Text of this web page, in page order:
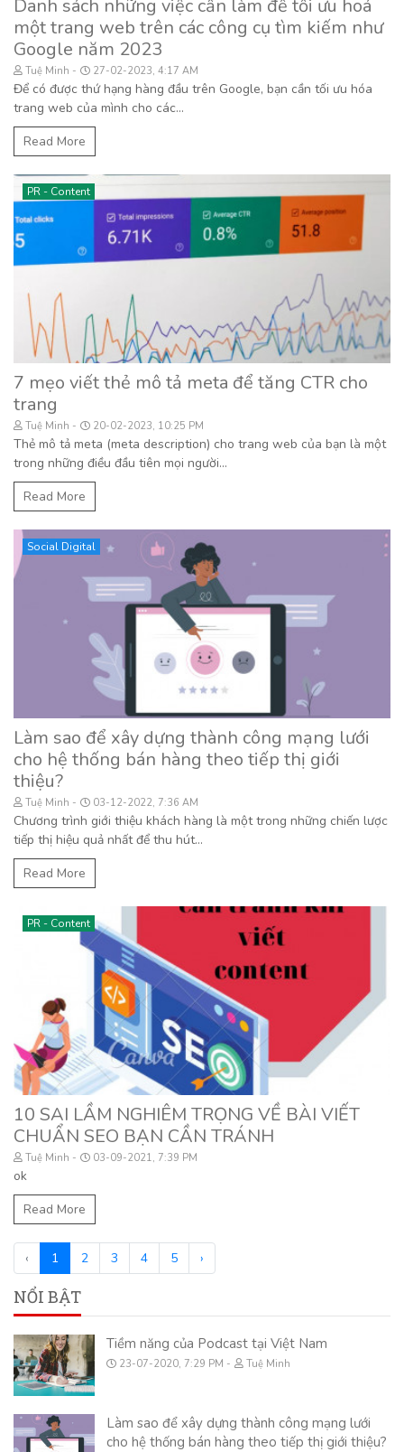
Danh sách những việc cần làm để tối ưu hoá
một trang web trên các công cụ tìm kiếm như
Google năm 2023
Tuệ Minh 27-02-2023, 4:17 AM
Để có được thứ hạng hàng đầu trên Google, bạn cần tối ưu hóa
trang web của mình cho các...
Read More
PR - Content
7 mẹo viết thẻ mô tả meta để tăng CTR cho
trang
Tuệ Minh 20-02-2023, 10:25 PM
Thẻ mô tả meta (meta description) cho trang web của bạn là một
trong những điều đầu tiên mọi người...
Read More
Social Digital
Làm sao để xây dựng thành công mạng lưới
cho hệ thống bán hàng theo tiếp thị giới
thiệu?
Tuệ Minh 03-12-2022, 7:36 AM
Chương trình giới thiệu khách hàng là một trong những chiến lược
tiếp thị hiệu quả nhất để thu hút...
Read More
PR - Content
10 SAI LẦM NGHIÊM TRỌNG VỀ BÀI VIẾT
CHUẨN SEO BẠN CẦN TRÁNH
Tuệ Minh 03-09-2021, 7:39 PM
ok
Read More
‹ 1 2 3 4 5 ›
NỔI BẬT
Tiềm năng của Podcast tại Việt Nam
23-07-2020, 7:29 PM Tuệ Minh
Làm sao để xây dựng thành công mạng lưới
cho hệ thống bán hàng theo tiếp thị giới thiệu?